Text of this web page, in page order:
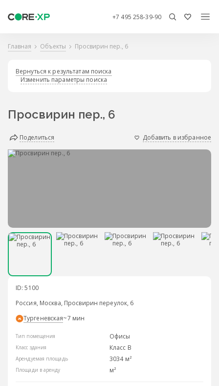
+7 495 258-39-90
Главная Объекты Просвирин пер., 6
Вернуться к результатам поиска
Изменить параметры поиска
Просвирин пер., 6
Поделиться Добавить в избранное
ID: 5100
Россия, Москва, Просвирин переулок, 6
Тургеневская~7 мин
Тип помещения Офисы
Класс здания Класс B
Арендуемая площадь 3034 м²
Площади в аренду м²